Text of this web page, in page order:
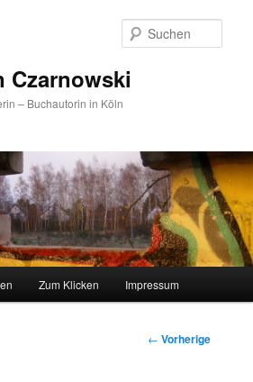
Czarnowski
– Buchautorin in Köln
Zum Klicken Impressum
Beitrags-
← Vorherige